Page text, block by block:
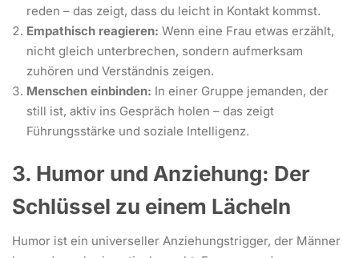
reden – das zeigt, dass du leicht in Kontakt kommst.
Empathisch reagieren: Wenn eine Frau etwas erzählt,
nicht gleich unterbrechen, sondern aufmerksam
zuhören und Verständnis zeigen.
Menschen einbinden: In einer Gruppe jemanden, der
still ist, aktiv ins Gespräch holen – das zeigt
Führungsstärke und soziale Intelligenz.
3. Humor und Anziehung: Der
Schlüssel zu einem Lächeln
Humor ist ein universeller Anziehungstrigger, der Männer